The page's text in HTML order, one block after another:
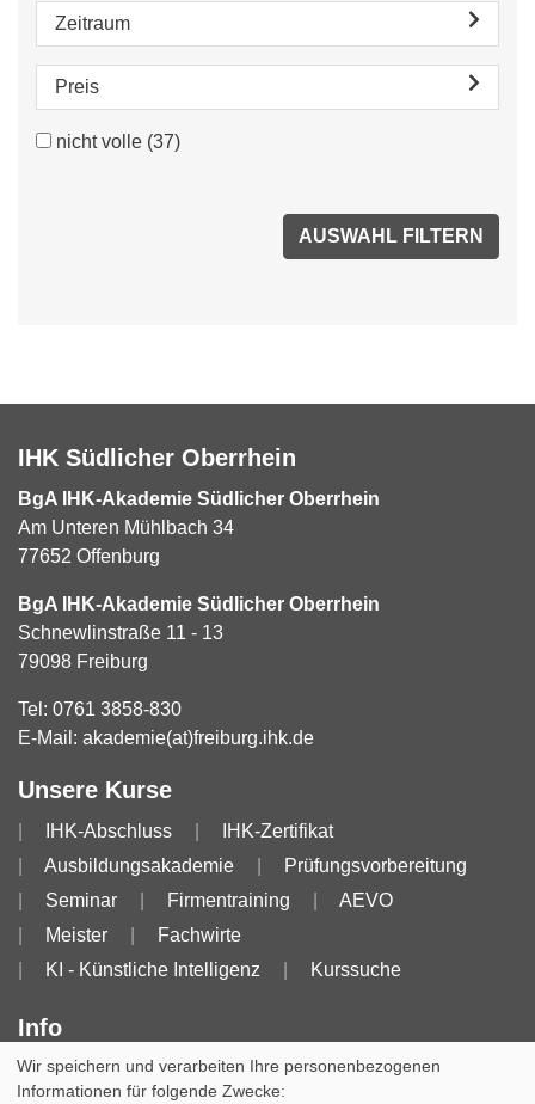
Zeitraum
Preis
nicht volle (37)
IHK Südlicher Oberrhein
BgA IHK-Akademie Südlicher Oberrhein
Am Unteren Mühlbach 34
77652 Offenburg
BgA IHK-Akademie Südlicher Oberrhein
Schnewlinstraße 11 - 13
79098 Freiburg
Tel: 0761 3858-830
E-Mail: akademie(at)freiburg.ihk.de
Unsere Kurse
IHK-Abschluss
IHK-Zertifikat
Ausbildungsakademie
Prüfungsvorbereitung
Seminar
Firmentraining
AEVO
Meister
Fachwirte
KI - Künstliche Intelligenz
Kurssuche
Info
Impressum AGB
AGB für Dozierende
Wir speichern und verarbeiten Ihre personenbezogenen
Informationen für folgende Zwecke: